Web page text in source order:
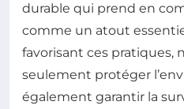
durable qui prend en
comme un atout
favorisant ces pratiques,
seulement protéger
également garantir la